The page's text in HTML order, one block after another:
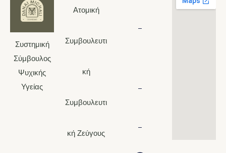
Συστημική
Σύμβουλος
Ψυχικής
Υγείας
Ατομική
Συμβουλευτι
κή
Συμβουλευτι
κή Ζεύγους
6948290983